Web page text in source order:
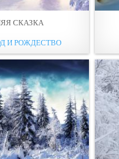
СКАЗКА
И РОЖДЕСТВО